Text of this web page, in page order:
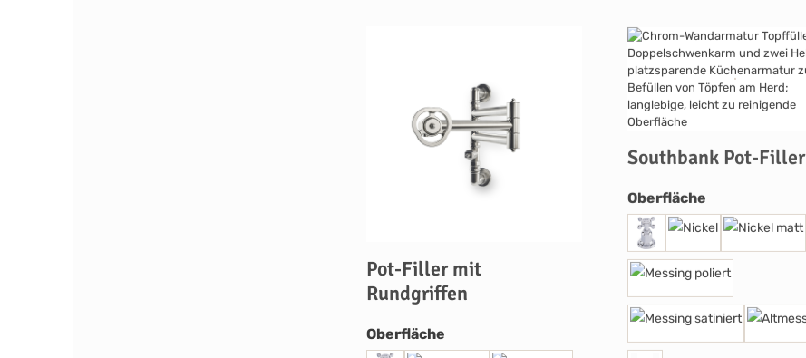
Pot-Filler mit
Rundgriffen
Oberfläche
Southbank Pot-Filler
Oberfläche